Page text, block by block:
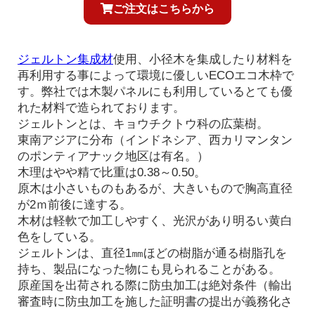
ご注文はこちらから
ジェルトン集成材使用、小径木を集成したり材料を
再利用する事によって環境に優しいECOエコ木枠で
す。弊社では木製パネルにも利用しているとても優
れた材料で造られております。
ジェルトンとは、キョウチクトウ科の広葉樹。
東南アジアに分布（インドネシア、西カリマンタン
のポンティアナック地区は有名。）
木理はやや精で比重は0.38～0.50。
原木は小さいものもあるが、大きいもので胸高直径
が2ｍ前後に達する。
木材は軽軟で加工しやすく、光沢があり明るい黄白
色をしている。
ジェルトンは、直径1㎜ほどの樹脂が通る樹脂孔を
持ち、製品になった物にも見られることがある。
原産国を出荷される際に防虫加工は絶対条件（輸出
審査時に防虫加工を施した証明書の提出が義務化さ